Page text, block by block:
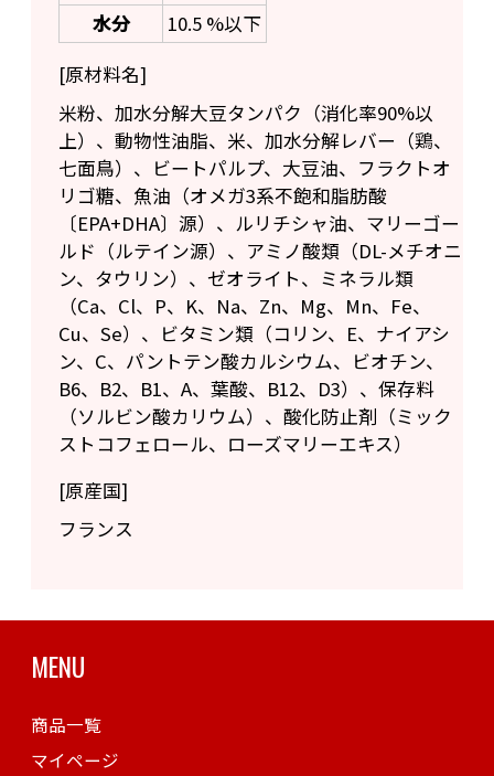
水分
10.5 %以下
[原材料名]
米粉、加水分解大豆タンパク（消化率90%以
上）、動物性油脂、米、加水分解レバー（鶏、
七面鳥）、ビートパルプ、大豆油、フラクトオ
リゴ糖、魚油（オメガ3系不飽和脂肪酸
〔EPA+DHA〕源）、ルリチシャ油、マリーゴー
ルド（ルテイン源）、アミノ酸類（DL-メチオニ
ン、タウリン）、ゼオライト、ミネラル類
（Ca、Cl、P、K、Na、Zn、Mg、Mn、Fe、
Cu、Se）、ビタミン類（コリン、E、ナイアシ
ン、C、パントテン酸カルシウム、ビオチン、
B6、B2、B1、A、葉酸、B12、D3）、保存料
（ソルビン酸カリウム）、酸化防止剤（ミック
ストコフェロール、ローズマリーエキス）
[原産国]
フランス
MENU
商品一覧
マイページ